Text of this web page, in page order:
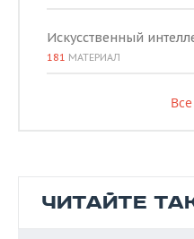
Искусственный
181 МАТЕРИАЛ
ЧИТАЙТЕ